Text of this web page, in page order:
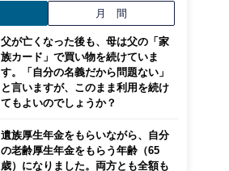
月 間
父が亡くなった後も、母は父の「家
族カード」で買い物を続けていま
す。「自分の名義だから問題ない」
と言いますが、このまま利用を続け
てもよいのでしょうか？
遺族厚生年金をもらいながら、自分
の老齢厚生年金をもらう年齢（65
歳）になりました。両方とも全額も